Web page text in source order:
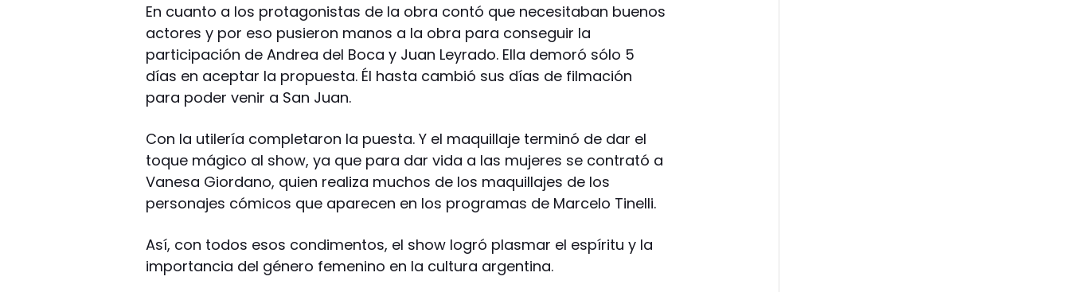
En cuanto a los protagonistas de la obra contó que necesitaban buenos
actores y por eso pusieron manos a la obra para conseguir la
participación de Andrea del Boca y Juan Leyrado. Ella demoró sólo 5
días en aceptar la propuesta. Él hasta cambió sus días de filmación
para poder venir a San Juan.
Con la utilería completaron la puesta. Y el maquillaje terminó de dar el
toque mágico al show, ya que para dar vida a las mujeres se contrató a
Vanesa Giordano, quien realiza muchos de los maquillajes de los
personajes cómicos que aparecen en los programas de Marcelo Tinelli.
Así, con todos esos condimentos, el show logró plasmar el espíritu y la
importancia del género femenino en la cultura argentina.